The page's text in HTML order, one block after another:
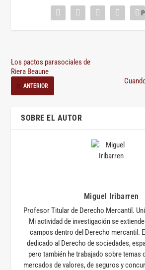
Los pactos parasociales de
Riera Beaune
ANTERIOR
SOBRE EL AUTOR
Miguel Iribarren
Profesor Titular de Derecho Mercantil.
Mi actividad de investigación se
campos dentro del Derecho mercantil.
dedicado al Derecho de sociedades,
pero también he trabajado sobre temas
mercados de valores, de seguros y